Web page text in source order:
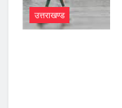
उत्तराखण्ड